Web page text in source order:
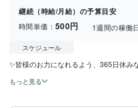
継続（時給/月給）の予算目安
時間単価： 500円 1週間の稼働
スケジュール
✨皆様のお力になれるよう、365日休み
もっと見る